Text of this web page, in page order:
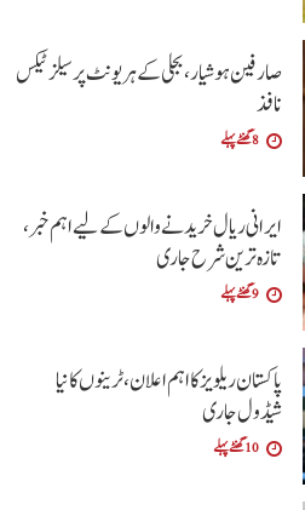
صارفین ہوشیار، بجلی کے ہر یونٹ پر سیلز ٹیکس
نافذ
8 گھنٹے پہلے
ایرانی ریال خریدنے والوں کے لیے اہم خبر،
تازہ ترین شرح جاری
9 گھنٹے پہلے
پاکستان ریلویز کا اہم اعلان، ٹرینوں کا نیا
شیڈول جاری
10 گھنٹے پہلے